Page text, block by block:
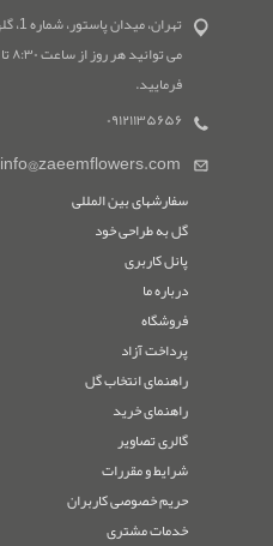
تهران، میدان پاستور، شماره 1، گلهای زعیم
فرمایید.
۰۹۱۲۱۱۳۵۶۵۶
info@zaeemflowers.com
سفارشهای بین المللی
گل به طراحی خود
پانل کاربری
درباره ما
فروشگاه
پرداخت آزاد
راهنمای انتخاب گل
راهنمای خرید
گالری تصاویر
شرایط و مقررات
حریم خصوصی کاربران
خدمات مشتری